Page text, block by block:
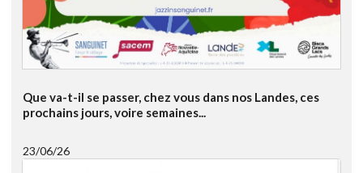
Que va-t-il se passer, chez vous dans nos Landes, ces
prochains jours, voire semaines...
23/06/26